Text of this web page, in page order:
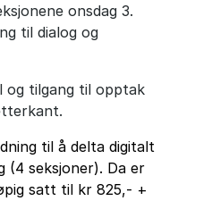
onsdag 3.
til dialog og
og tilgang til opptak
til å delta digitalt
(4 seksjoner). Da er
satt til kr 825,- +